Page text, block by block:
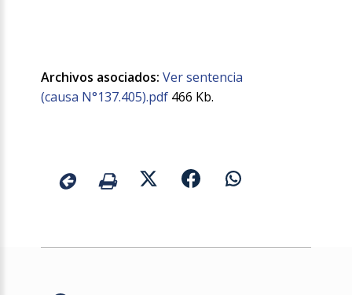
Archivos asociados: Ver sentencia
(causa N°137.405).pdf 466 Kb.